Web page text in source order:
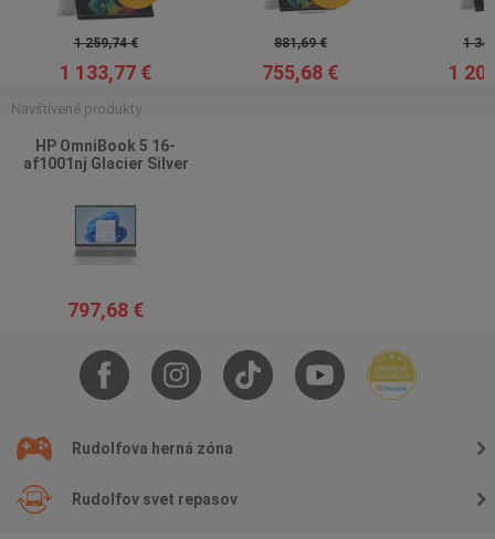
1 259,74 €
1 133,77 €
881,69 €
755,68 €
1
1
Navštívené produkty
HP OmniBook 5 16-
af1001nj Glacier Silver
797,68 €
Rudolfova herná zóna
Rudolfov svet repasov